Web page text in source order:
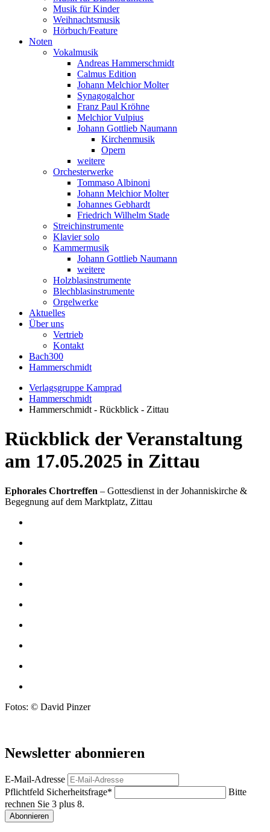
Musik für Kinder
Weihnachtsmusik
Hörbuch/Feature
Noten
Vokalmusik
Andreas Hammerschmidt
Calmus Edition
Johann Melchior Molter
Synagogalchor
Franz Paul Kröhne
Melchior Vulpius
Johann Gottlieb Naumann
Kirchenmusik
Opern
weitere
Orchesterwerke
Tommaso Albinoni
Johann Melchior Molter
Johannes Gebhardt
Friedrich Wilhelm Stade
Streichinstrumente
Klavier solo
Kammermusik
Johann Gottlieb Naumann
weitere
Holzblasinstrumente
Blechblasinstrumente
Orgelwerke
Aktuelles
Über uns
Vertrieb
Kontakt
Bach300
Hammerschmidt
Verlagsgruppe Kamprad
Hammerschmidt
Hammerschmidt - Rückblick - Zittau
Rückblick der Veranstaltung
am 17.05.2025 in Zittau
Ephorales Chortreffen – Gottesdienst in der Johanniskirche &
Begegnung auf dem Marktplatz, Zittau
Fotos: © David Pinzer
Newsletter abonnieren
E-Mail-Adresse
Pflichtfeld Sicherheitsfrage*
Bitte
rechnen Sie 3 plus 8.
Abonnieren